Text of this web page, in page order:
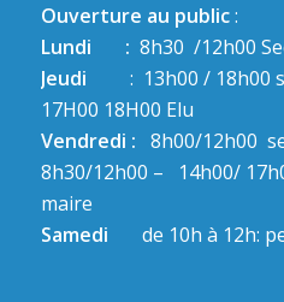
Ouverture au public:
Lundi : 8h30 /12h00
Jeudi : 13h00 / 18h00
17H00 18H00 Elu
Vendredi : 8h00/12h00
8h30/12h00 – 14h00/
maire
Samedi
de 10h à 12h: